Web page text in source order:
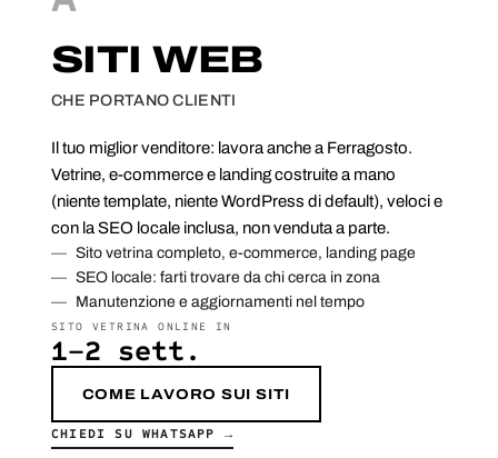
SITI WEB
CHE PORTANO CLIENTI
Il tuo miglior venditore: lavora anche a Ferragosto.
Vetrine, e-commerce e landing costruite a mano
(niente template, niente WordPress di default), veloci e
con la SEO locale inclusa, non venduta a parte.
Sito vetrina completo, e-commerce, landing page
SEO locale: farti trovare da chi cerca in zona
Manutenzione e aggiornamenti nel tempo
SITO VETRINA ONLINE IN
1–2 sett.
COME LAVORO SUI SITI
CHIEDI SU WHATSAPP →